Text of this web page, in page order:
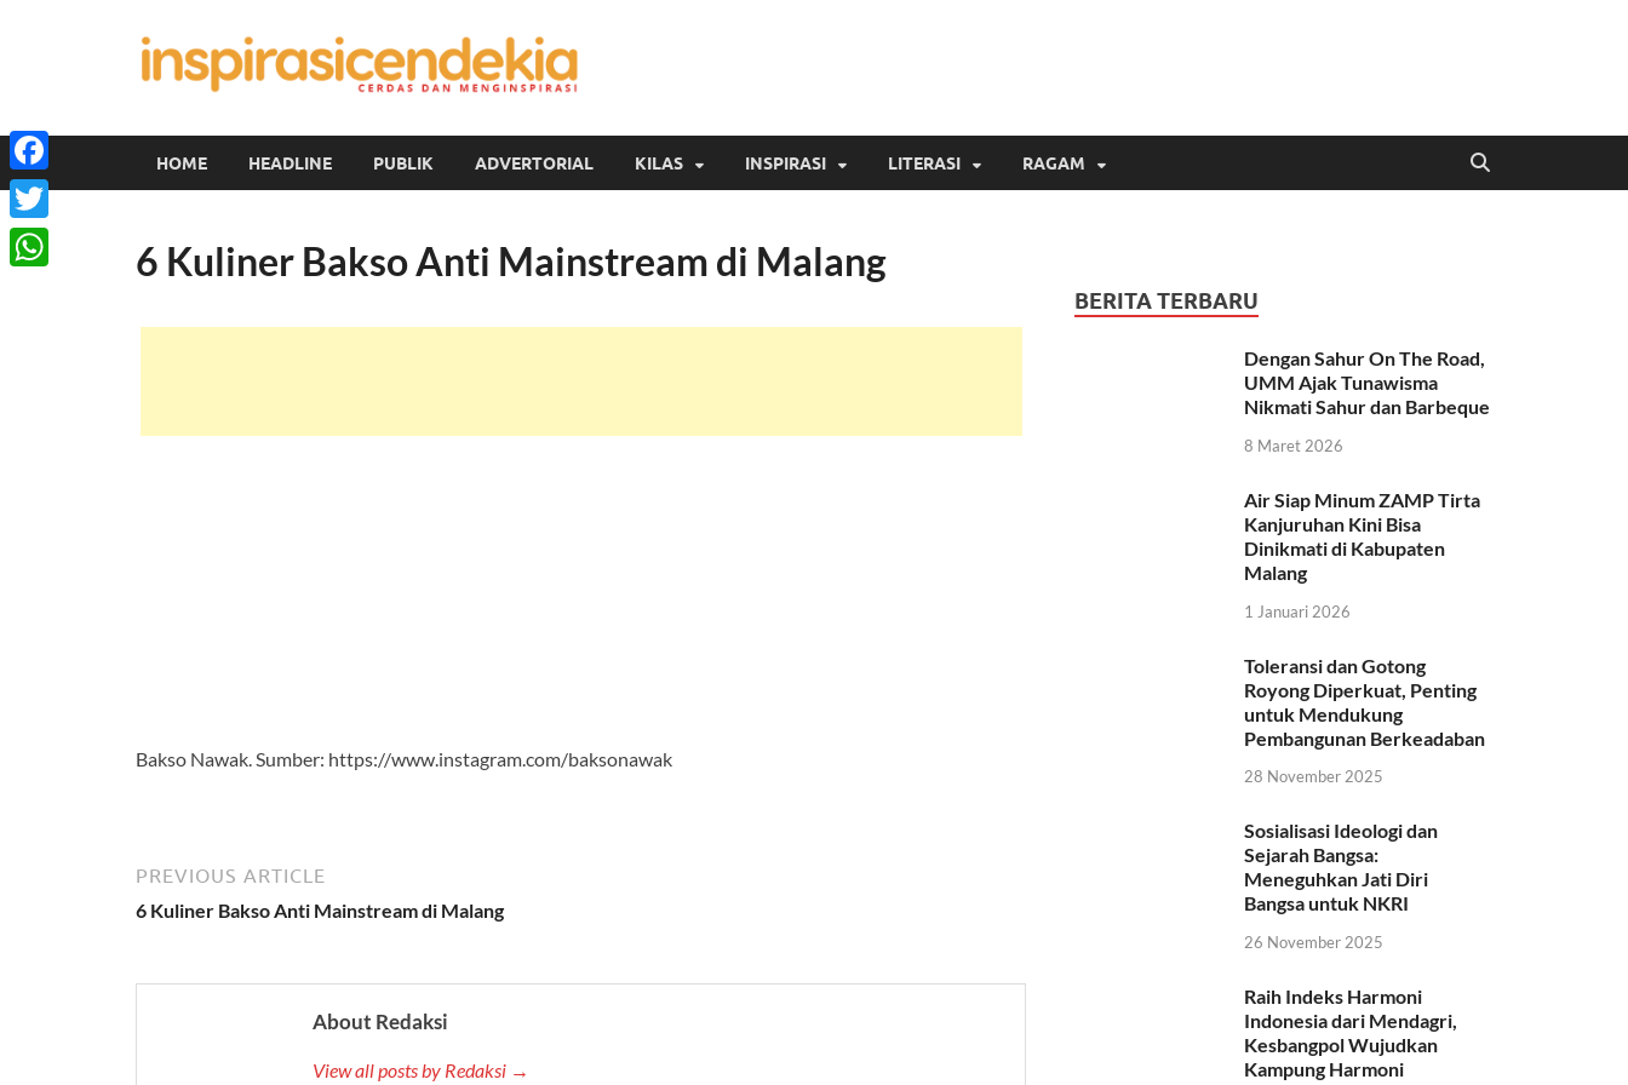
HOME HEADLINE PUBLIK ADVERTORIAL KILAS INSPIRASI LITERASI RAGAM
6 Kuliner Bakso Anti Mainstream di Malang
Bakso Nawak. Sumber: https://www.instagram.com/baksonawak
PREVIOUS ARTICLE
6 Kuliner Bakso Anti Mainstream di Malang
About Redaksi
View all posts by Redaksi →
BERITA TERBARU
Dengan Sahur On The Road,
UMM Ajak Tunawisma
Nikmati Sahur dan Barbeque
8 Maret 2026
Air Siap Minum ZAMP Tirta
Kanjuruhan Kini Bisa
Dinikmati di Kabupaten
Malang
1 Januari 2026
Toleransi dan Gotong
Royong Diperkuat, Penting
untuk Mendukung
Pembangunan Berkeadaban
28 November 2025
Sosialisasi Ideologi dan
Sejarah Bangsa:
Meneguhkan Jati Diri
Bangsa untuk NKRI
26 November 2025
Raih Indeks Harmoni
Indonesia dari Mendagri,
Kesbangpol Wujudkan
Kampung Harmoni
Facebook
Twitter